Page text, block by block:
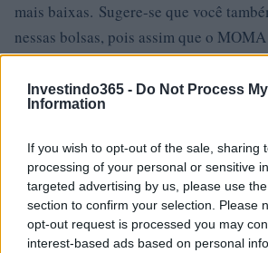
Investindo365 - Do Not Process
Information
If you wish to opt-out of the sale, sharing
processing of your personal or sensitive
targeted advertising by us, please use
section to confirm your selection. Please
opt-out request is processed you may
interest-based ads based on personal
mais baixas. Sugere-se que você
nessas bolsas, pois assim que o
atrairá uma grande quantidade de
dos usuários de lá, o que significa que
oportunidades de negociação!
Binanc
Binance é uma bolsa de criptomoeda
iniciada na China, mas depois mudou
de Malta, na UE, que aceita